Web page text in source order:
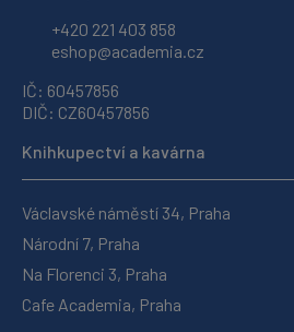
+420 221 403 858
eshop@academia.cz
IČ: 60457856
DIČ: CZ60457856
Knihkupectví a kavárna
Václavské náměstí 34, Praha
Národní 7, Praha
Na Florenci 3, Praha
Cafe Academia, Praha